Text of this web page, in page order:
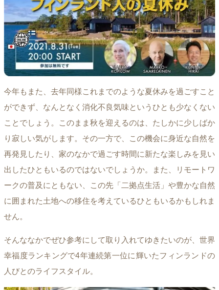
今年もまた、去年同様これまでのような夏休みを過ごすこと
ができず、なんとなく消化不良気味というひとも少なくない
ことでしょう。このまま秋を迎えるのは、たしかに少しばか
り寂しい気がします。その一方で、この機会に身近な自然を
再発見したり、家のなかで過ごす時間に新たな楽しみを見い
出したひともいるのではないでしょうか。また、リモートワ
ークの普及にともない、この先「二拠点生活」や豊かな自然
に囲まれた土地への移住を考えているひともいるかもしれま
せん。
そんななかでぜひ参考にして取り入れてゆきたいのが、世界
幸福度ランキングで4年連続第一位に輝いたフィンランドの
人びとのライフスタイル。